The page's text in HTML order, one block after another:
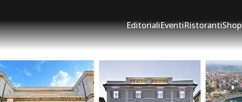
EditorialiEventiRistorantiShop